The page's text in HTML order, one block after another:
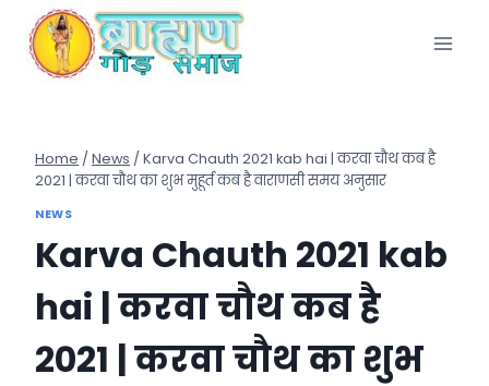
content
Home / News / Karva Chauth 2021 kab hai | करवा चौथ कब है
2021 | करवा चौथ का शुभ मुहूर्त कब है वाराणसी समय अनुसार
NEWS
Karva Chauth 2021 kab
hai | करवा चौथ कब है
2021 | करवा चौथ का शुभ